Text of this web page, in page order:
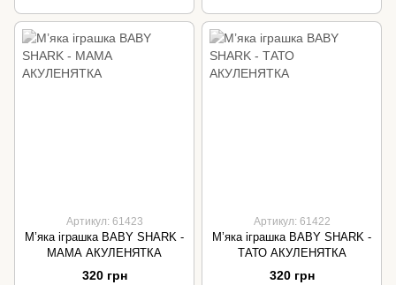
Артикул: 61423
М’яка іграшка BABY SHARK -
МАМА АКУЛЕНЯТКА
320 грн
Артикул: 61422
М’яка іграшка BABY SHARK -
ТАТО АКУЛЕНЯТКА
320 грн